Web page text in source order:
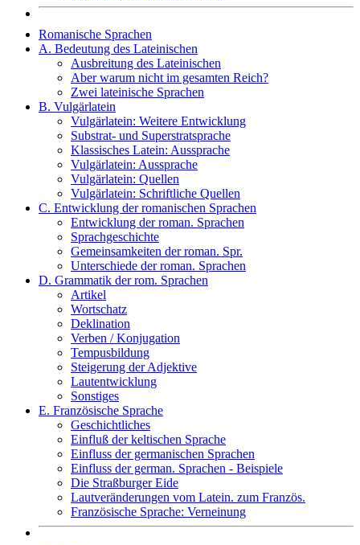
Romanische Sprachen
A. Bedeutung des Lateinischen
Ausbreitung des Lateinischen
Aber warum nicht im gesamten Reich?
Zwei lateinische Sprachen
B. Vulgärlatein
Vulgärlatein: Weitere Entwicklung
Substrat- und Superstratsprache
Klassisches Latein: Aussprache
Vulgärlatein: Aussprache
Vulgärlatein: Quellen
Vulgärlatein: Schriftliche Quellen
C. Entwicklung der romanischen Sprachen
Entwicklung der roman. Sprachen
Sprachgeschichte
Gemeinsamkeiten der roman. Spr.
Unterschiede der roman. Sprachen
D. Grammatik der rom. Sprachen
Artikel
Wortschatz
Deklination
Verben / Konjugation
Tempusbildung
Steigerung der Adjektive
Lautentwicklung
Sonstiges
E. Französische Sprache
Geschichtliches
Einfluß der keltischen Sprache
Einfluss der germanischen Sprachen
Einfluss der german. Sprachen - Beispiele
Die Straßburger Eide
Lautveränderungen vom Latein. zum Französ.
Französische Sprache: Verneinung